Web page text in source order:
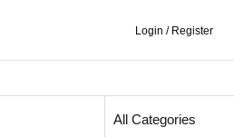
Login / Register